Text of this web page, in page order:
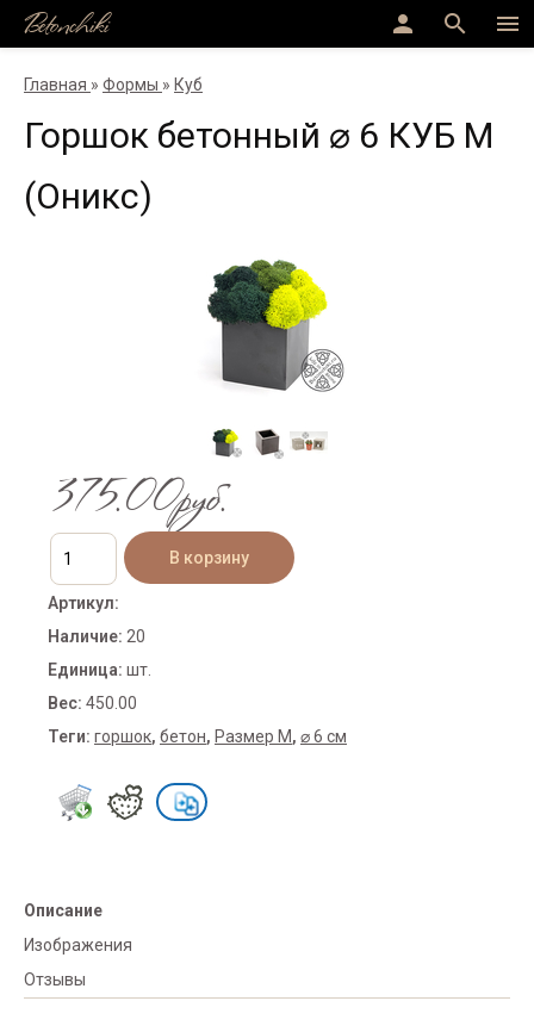
menu
search
person
Betonchiki
Главная » Формы » Куб
Горшок бетонный ⌀ 6 КУБ M
(Оникс)
375.00руб.
Артикул:
Наличие: 20
Единица: шт.
Вес: 450.00
Теги: горшок, бетон, Размер M, ⌀ 6 см
Описание
Изображения
Отзывы